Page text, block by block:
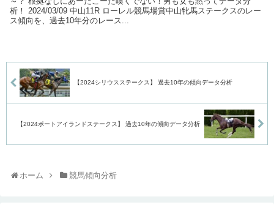
析！ 2024/03/09 中山11R ローレル競馬場賞中山牝馬ステークスのレー
ス傾向を、過去10年分のレース...
【2024シリウスステークス】 過去10年の傾向データ分析
【2024ポートアイランドステークス】 過去10年の傾向データ分析
ホーム 競馬傾向分析